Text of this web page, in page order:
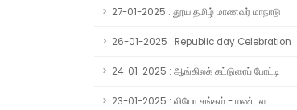
27-01-2025 : தூய தமிழ் மாணவர் மாநாடு
26-01-2025 : Republic day Celebration
24-01-2025 : ஆங்கிலக் கட்டுரைப் போட்டி
23-01-2025 : லியோ சங்கம் - மண்டல